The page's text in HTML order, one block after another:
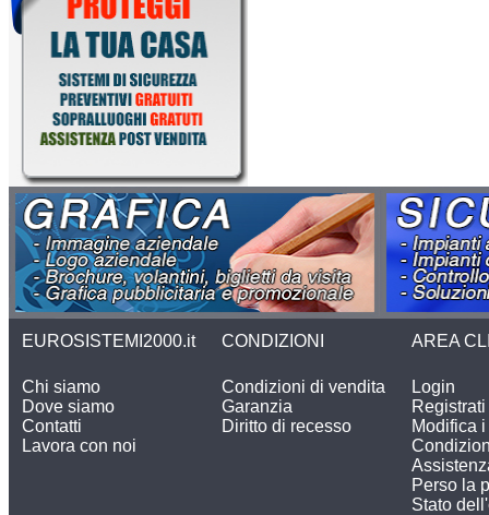
EUROSISTEMI2000.it
Chi siamo
Dove siamo
Contatti
Lavora con noi
CONDIZIONI
Condizioni di vendita
Garanzia
Diritto di recesso
AREA
Login
Registrati
Modifica
Perso la
Stato